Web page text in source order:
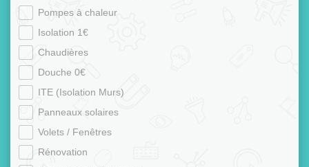
Pompes à chaleur
Isolation 1€
Chaudières
Douche 0€
ITE (Isolation Murs)
Panneaux solaires
Volets / Fenêtres
Rénovation